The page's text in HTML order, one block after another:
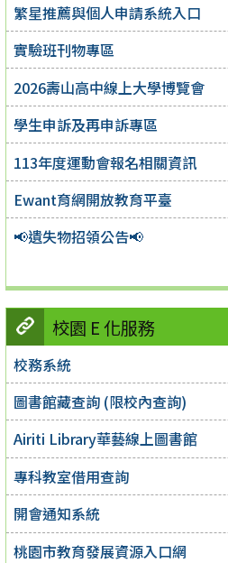
繁星推薦與個人申請系統入口
實驗班刊物專區
2026壽山高中線上大學博覽會
學生申訴及再申訴專區
113年度運動會報名相關資訊
Ewant育網開放教育平臺
📢遺失物招領公告📢
校園 E 化服務
校務系統
圖書館藏查詢 (限校內查詢)
Airiti Library華藝線上圖書館
專科教室借用查詢
開會通知系統
桃園市教育發展資源入口網